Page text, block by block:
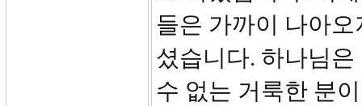
들은 가까이 나아
셨습니다. 하나님
수 없는 거룩한 분